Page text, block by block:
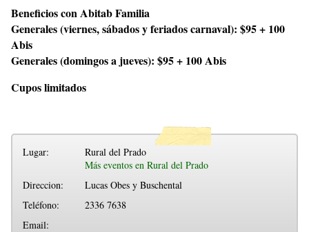
Beneficios con Abitab Familia
Generales (viernes, sábados y feriados carnaval): $95 + 100
Abis
Generales (domingos a jueves): $95 + 100 Abis
Cupos limitados
Lugar:
Rural del Prado
Más eventos en Rural del Prado
Direccion:
Lucas Obes y Buschental
Teléfono:
2336 7638
Email: